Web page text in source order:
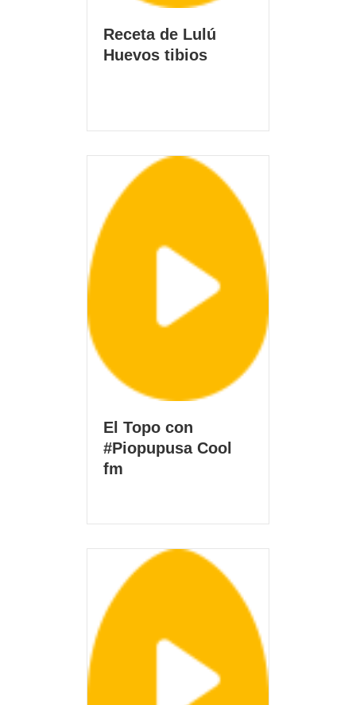
Receta de Lulú
Huevos tibios
El Topo con
#Piopupusa Cool
fm